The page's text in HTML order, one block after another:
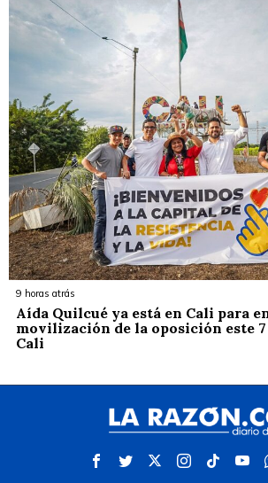
9 horas atrás
Aída Quilcué ya está en Cali para
movilización de la oposición este 7
Cali